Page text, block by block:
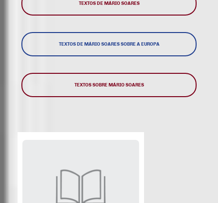
TEXTOS DE MÁRIO SOARES
TEXTOS DE MÁRIO SOARES SOBRE A EUROPA
TEXTOS SOBRE MÁRIO SOARES